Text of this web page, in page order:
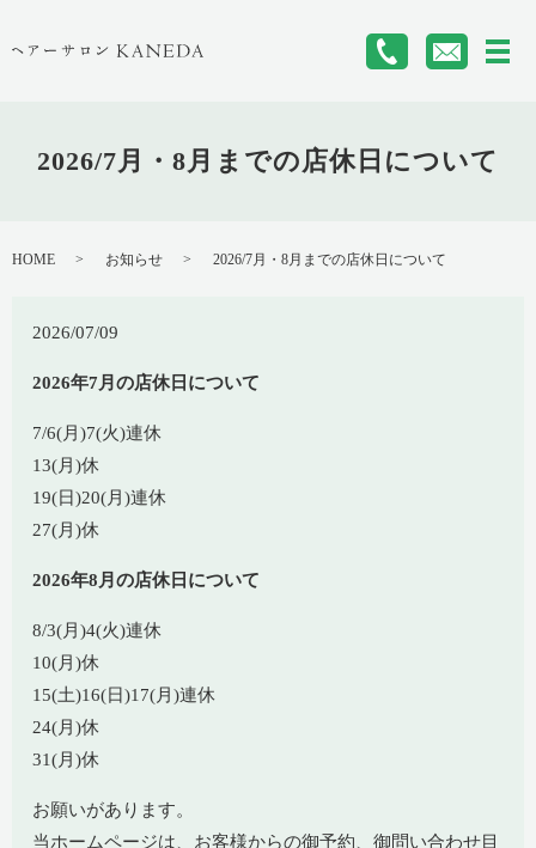
メ
2026/7月・8月までの店休日について
HOME お知らせ 2026/7月・8月までの店休日について
2026/07/09
2026年7月の店休日について
7/6(月)7(火)連休
13(月)休
19(日)20(月)連休
27(月)休
2026年8月の店休日について
8/3(月)4(火)連休
10(月)休
15(土)16(日)17(月)連休
24(月)休
31(月)休
お願いがあります。
当ホームページは、お客様からの御予約、御問い合わせ目